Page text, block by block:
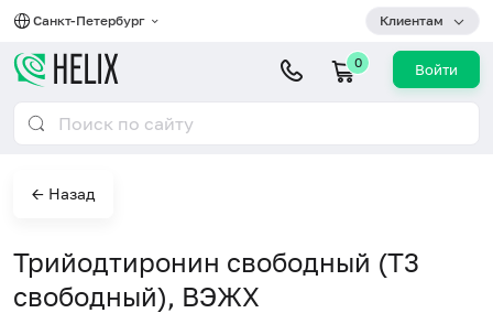
Санкт-Петербург Клиентам
0 Войти
← Назад
Трийодтиронин свободный (Т3
свободный), ВЭЖХ